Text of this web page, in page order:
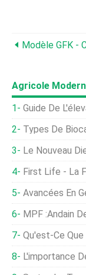
Agricole
Guide De L'élevage De
Types De
Le Nouveau
First Life - La
Avancées En
MPF :Andain De
Qu'est-Ce Que La Tache
L'importance